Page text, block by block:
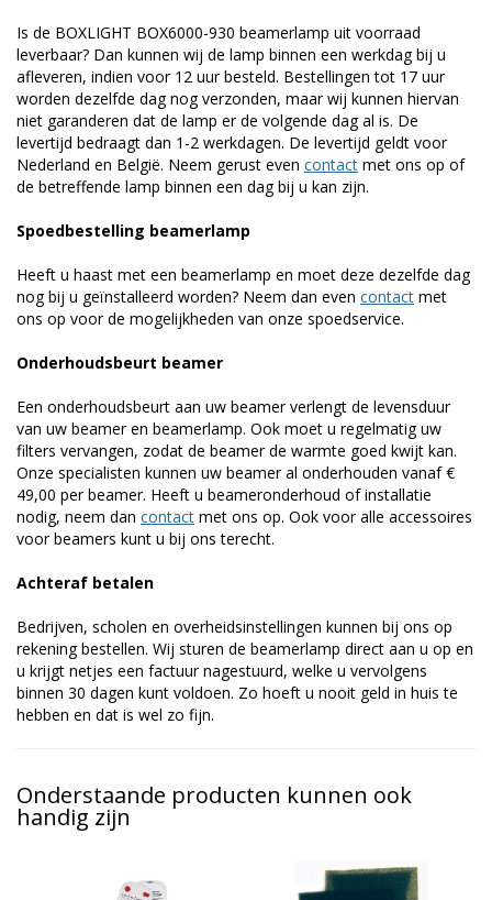
Is de BOXLIGHT BOX6000-930 beamerlamp uit voorraad
leverbaar? Dan kunnen wij de lamp binnen een werkdag bij u
afleveren, indien voor 12 uur besteld. Bestellingen tot 17 uur
worden dezelfde dag nog verzonden, maar wij kunnen hiervan
niet garanderen dat de lamp er de volgende dag al is. De
levertijd bedraagt dan 1-2 werkdagen. De levertijd geldt voor
Nederland en België. Neem gerust even contact met ons op of
de betreffende lamp binnen een dag bij u kan zijn.
Spoedbestelling beamerlamp
Heeft u haast met een beamerlamp en moet deze dezelfde dag
nog bij u geïnstalleerd worden? Neem dan even contact met
ons op voor de mogelijkheden van onze spoedservice.
Onderhoudsbeurt beamer
Een onderhoudsbeurt aan uw beamer verlengt de levensduur
van uw beamer en beamerlamp. Ook moet u regelmatig uw
filters vervangen, zodat de beamer de warmte goed kwijt kan.
Onze specialisten kunnen uw beamer al onderhouden vanaf €
49,00 per beamer. Heeft u beameronderhoud of installatie
nodig, neem dan contact met ons op. Ook voor alle accessoires
voor beamers kunt u bij ons terecht.
Achteraf betalen
Bedrijven, scholen en overheidsinstellingen kunnen bij ons op
rekening bestellen. Wij sturen de beamerlamp direct aan u op en
u krijgt netjes een factuur nagestuurd, welke u vervolgens
binnen 30 dagen kunt voldoen. Zo hoeft u nooit geld in huis te
hebben en dat is wel zo fijn.
Onderstaande producten kunnen ook
handig zijn